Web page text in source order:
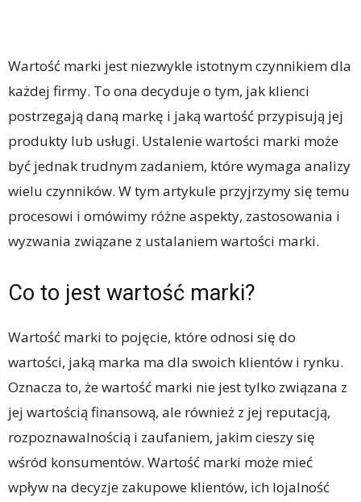
Wartość marki jest niezwykle istotnym czynnikiem dla
każdej firmy. To ona decyduje o tym, jak klienci
postrzegają daną markę i jaką wartość przypisują jej
produkty lub usługi. Ustalenie wartości marki może
być jednak trudnym zadaniem, które wymaga analizy
wielu czynników. W tym artykule przyjrzymy się temu
procesowi i omówimy różne aspekty, zastosowania i
wyzwania związane z ustalaniem wartości marki.
Co to jest wartość marki?
Wartość marki to pojęcie, które odnosi się do
wartości, jaką marka ma dla swoich klientów i rynku.
Oznacza to, że wartość marki nie jest tylko związana z
jej wartością finansową, ale również z jej reputacją,
rozpoznawalnością i zaufaniem, jakim cieszy się
wśród konsumentów. Wartość marki może mieć
wpływ na decyzje zakupowe klientów, ich lojalność